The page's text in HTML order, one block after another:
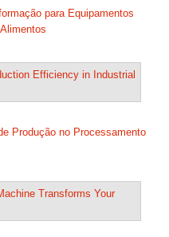
para Equipamentos
Produção no Processamento